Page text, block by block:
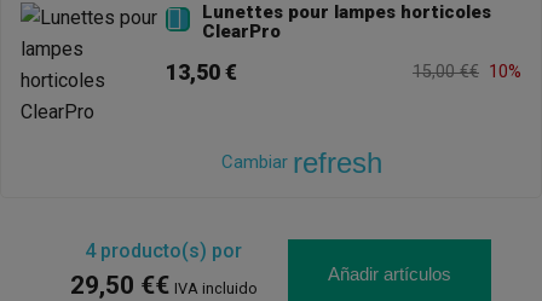

Lunettes pour lampes horticoles
ClearPro
13,50 € 15,00 €€ 10%
Cambiar refresh
4producto(s) por
29,50 €€ IVA incluido
Añadir artículos